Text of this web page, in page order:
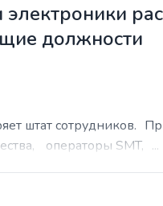
должности
штат
операторы SMT, ...